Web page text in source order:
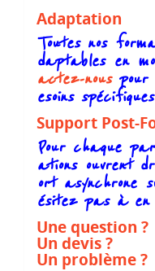
Adaptation
Toutes nos
daptables en
actez-nouspour
esoins
Support Post-
Pour chaque
ations ouvrent
ort asynchrone
ésitez pas à
Une question ?
Un devis ?
Un problème ?